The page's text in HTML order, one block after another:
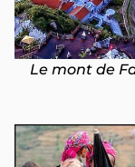
Le mont de